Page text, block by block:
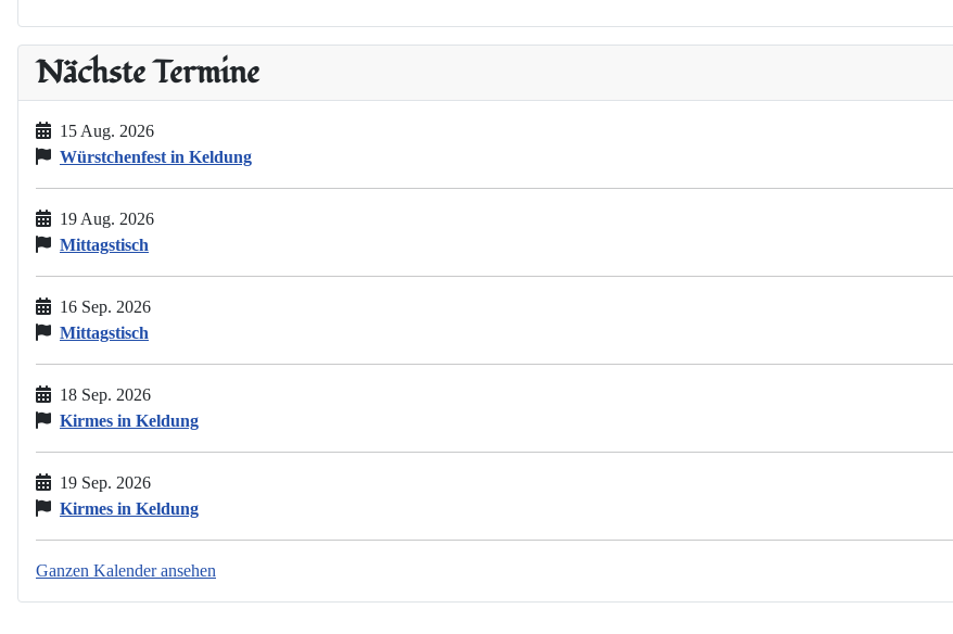
Nächste Termine
15 Aug. 2026
Würstchenfest in Keldung
19 Aug. 2026
Mittagstisch
16 Sep. 2026
Mittagstisch
18 Sep. 2026
Kirmes in Keldung
19 Sep. 2026
Kirmes in Keldung
Ganzen Kalender ansehen